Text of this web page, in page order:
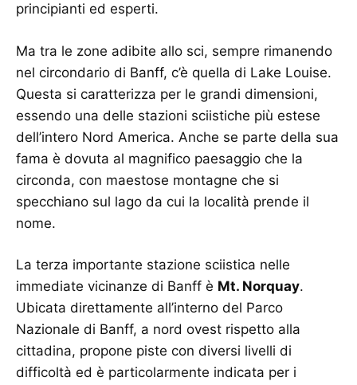
principianti ed esperti.
Ma tra le zone adibite allo sci, sempre rimanendo
nel circondario di Banff, c’è quella di Lake Louise.
Questa si caratterizza per le grandi dimensioni,
essendo una delle stazioni sciistiche più estese
dell’intero Nord America. Anche se parte della sua
fama è dovuta al magnifico paesaggio che la
circonda, con maestose montagne che si
specchiano sul lago da cui la località prende il
nome.
La terza importante stazione sciistica nelle
immediate vicinanze di Banff è Mt. Norquay.
Ubicata direttamente all’interno del Parco
Nazionale di Banff, a nord ovest rispetto alla
cittadina, propone piste con diversi livelli di
difficoltà ed è particolarmente indicata per i